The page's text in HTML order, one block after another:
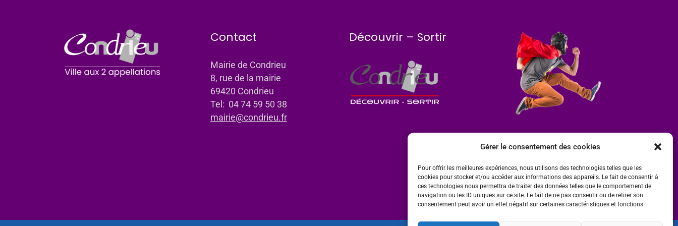
Gérer le consentement des cookies
Pour offrir les meilleures expériences, nous utilisons des technologies telles que les
cookies pour stocker et/ou accéder aux informations des appareils. Le fait de consentir à
ces technologies nous permettra de traiter des données telles que le comportement de
navigation ou les ID uniques sur ce site. Le fait de ne pas consentir ou de retirer son
consentement peut avoir un effet négatif sur certaines caractéristiques et fonctions.
Contact
Mairie de Condrieu
8, rue de la mairie
69420 Condrieu
Tel: 04 74 59 50 38
mairie@condrieu.fr
Découvrir – Sortir